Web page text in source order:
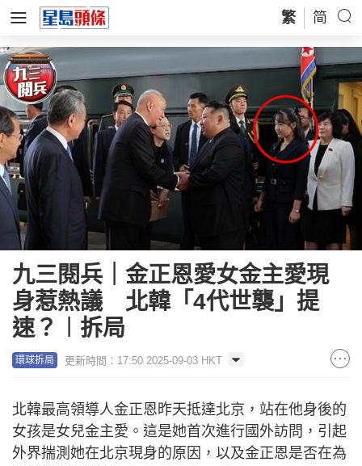
繁 简
九三閱兵｜金正恩愛女金主愛現
身惹熱議 北韓「4代世襲」提
速？︱拆局
環球拆局 更新時間：17:50 2025-09-03 HKT
北韓最高領導人金正恩昨天抵達北京，站在他身後的
女孩是女兒金主愛。這是她首次進行國外訪問，引起
外界揣測她在北京現身的原因，以及金正恩是否在為